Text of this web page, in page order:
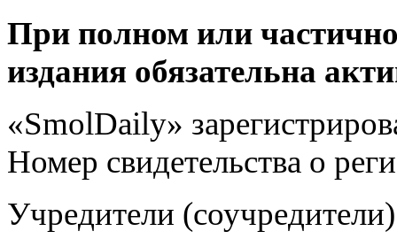
При полном или
издания обязательна
«SmolDaily»
Номер свидетельства о
Учредители